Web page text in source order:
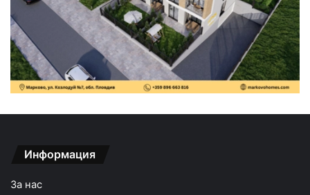
Информация
За нас